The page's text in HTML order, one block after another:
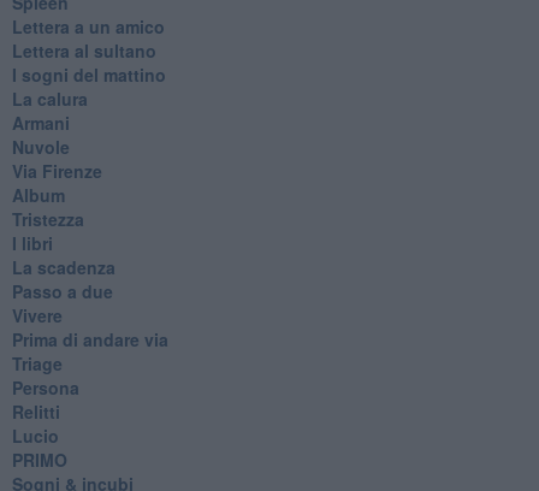
Lettera a un amico
Lettera al sultano
I sogni del mattino
La calura
Armani
Nuvole
Via Firenze
Album
Tristezza
I libri
La scadenza
Passo a due
Vivere
Prima di andare via
Triage
Persona
Relitti
Lucio
PRIMO
Sogni & incubi